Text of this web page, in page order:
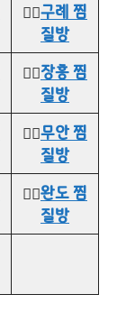
👉🏻구례 찜
질방
👉🏻장흥 찜
질방
👉🏻무안 찜
질방
👉🏻완도 찜
질방